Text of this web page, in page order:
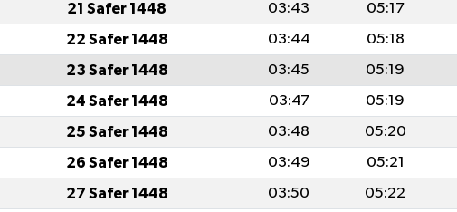
21 Safer 1448 03:43 05:17
22 Safer 1448 03:44 05:18
23 Safer 1448 03:45 05:19
24 Safer 1448 03:47 05:19
25 Safer 1448 03:48 05:20
26 Safer 1448 03:49 05:21
27 Safer 1448 03:50 05:22